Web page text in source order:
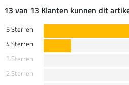
13 van 13 Klanten kunnen dit
5 Sterren
4 Sterren
3 Sterren
2 Sterren